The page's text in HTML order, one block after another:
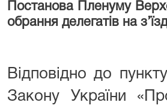
Постанова Пленуму
обрання делегатів на
Відповідно до
Закону України